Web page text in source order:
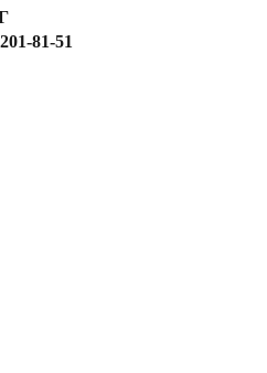
81-51